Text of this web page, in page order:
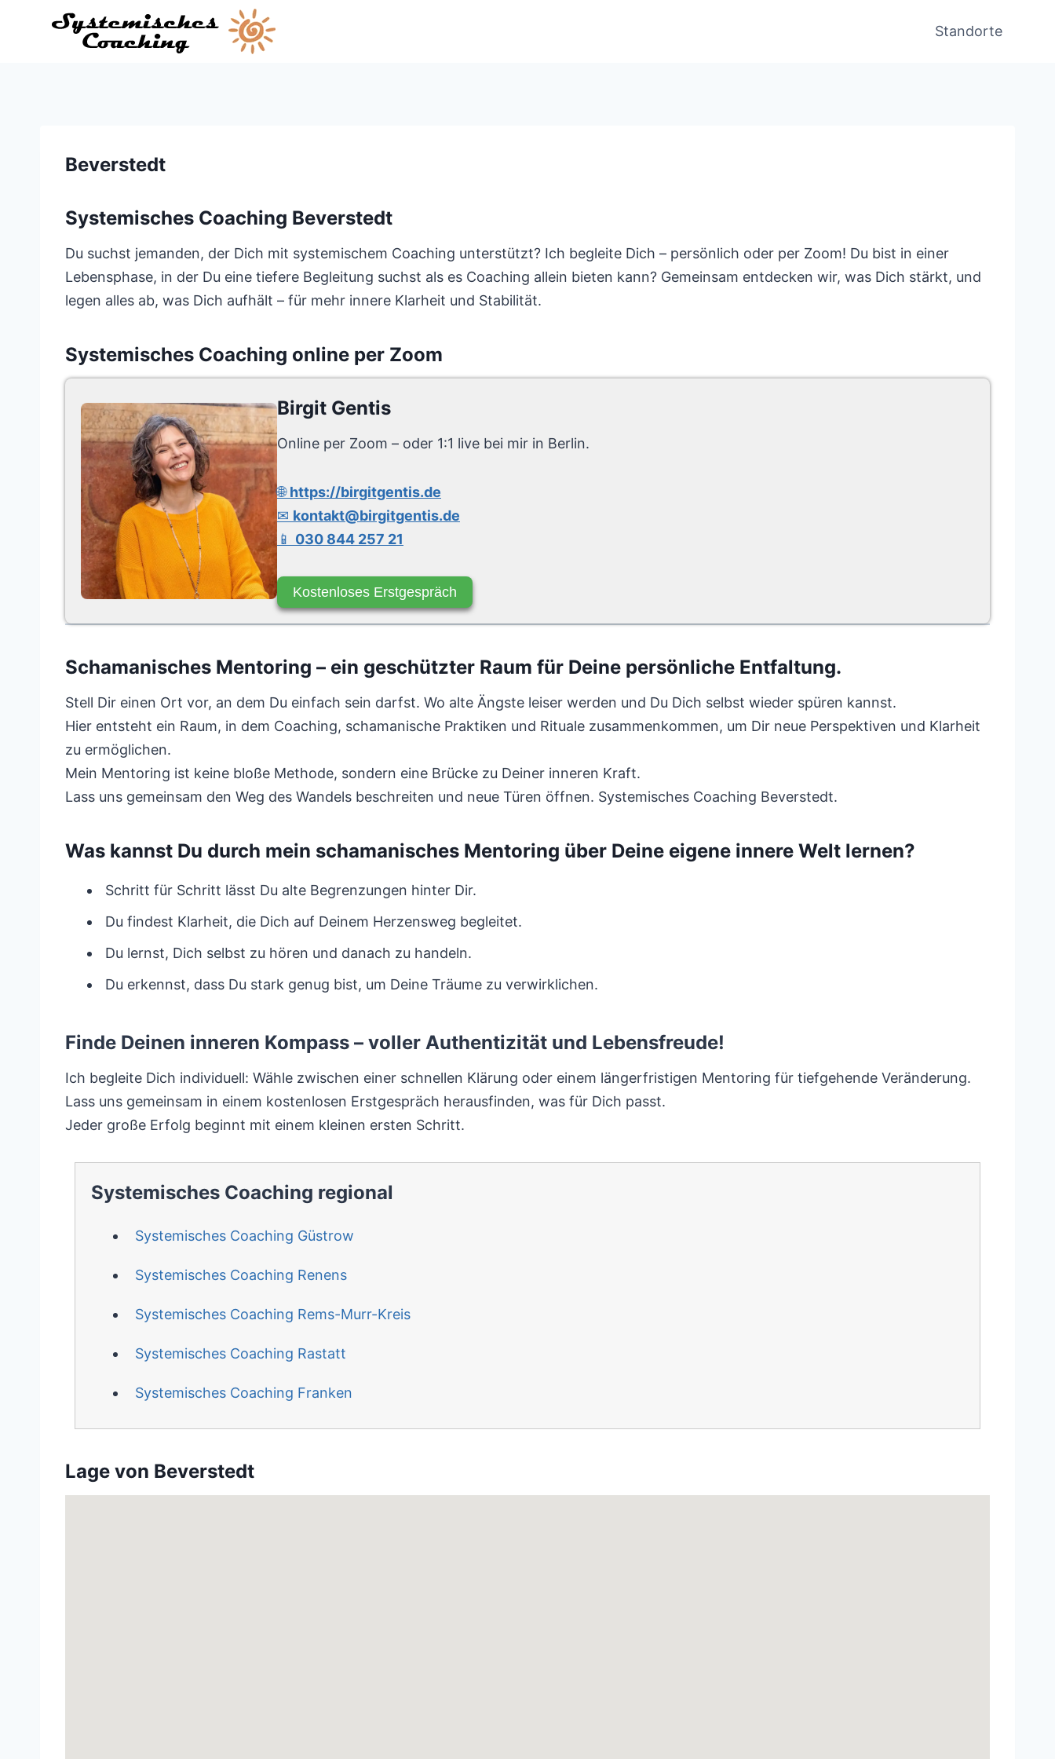
Standorte
Beverstedt
Systemisches Coaching Beverstedt
Du suchst jemanden, der Dich mit systemischem Coaching unterstützt? Ich begleite Dich – persönlich oder per Zoom! Du bist in einer
Lebensphase, in der Du eine tiefere Begleitung suchst als es Coaching allein bieten kann? Gemeinsam entdecken wir, was Dich stärkt, und
legen alles ab, was Dich aufhält – für mehr innere Klarheit und Stabilität.
Systemisches Coaching online per Zoom
Birgit Gentis
Online per Zoom – oder 1:1 live bei mir in Berlin.
🌐https://birgitgentis.de
✉ kontakt@birgitgentis.de
📱 030 844 257 21
Kostenloses Erstgespräch
Schamanisches Mentoring – ein geschützter Raum für Deine persönliche Entfaltung.
Stell Dir einen Ort vor, an dem Du einfach sein darfst. Wo alte Ängste leiser werden und Du Dich selbst wieder spüren kannst.
Hier entsteht ein Raum, in dem Coaching, schamanische Praktiken und Rituale zusammenkommen, um Dir neue Perspektiven und Klarheit
zu ermöglichen.
Mein Mentoring ist keine bloße Methode, sondern eine Brücke zu Deiner inneren Kraft.
Lass uns gemeinsam den Weg des Wandels beschreiten und neue Türen öffnen. Systemisches Coaching Beverstedt.
Was kannst Du durch mein schamanisches Mentoring über Deine eigene innere Welt lernen?
Schritt für Schritt lässt Du alte Begrenzungen hinter Dir.
Du findest Klarheit, die Dich auf Deinem Herzensweg begleitet.
Du lernst, Dich selbst zu hören und danach zu handeln.
Du erkennst, dass Du stark genug bist, um Deine Träume zu verwirklichen.
Finde Deinen inneren Kompass – voller Authentizität und Lebensfreude!
Ich begleite Dich individuell: Wähle zwischen einer schnellen Klärung oder einem längerfristigen Mentoring für tiefgehende Veränderung.
Lass uns gemeinsam in einem kostenlosen Erstgespräch herausfinden, was für Dich passt.
Jeder große Erfolg beginnt mit einem kleinen ersten Schritt.
Systemisches Coaching regional
Systemisches Coaching Güstrow
Systemisches Coaching Renens
Systemisches Coaching Rems-Murr-Kreis
Systemisches Coaching Rastatt
Systemisches Coaching Franken
Lage von Beverstedt